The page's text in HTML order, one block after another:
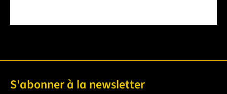
S'abonner à la newsletter